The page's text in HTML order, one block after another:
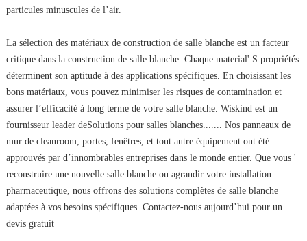
particules minuscules de l’air.
La sélection des matériaux de construction de salle blanche est un facteur
critique dans la construction de salle blanche. Chaque material' S propriétés
déterminent son aptitude à des applications spécifiques. En choisissant les
bons matériaux, vous pouvez minimiser les risques de contamination et
assurer l’efficacité à long terme de votre salle blanche. Wiskind est un
fournisseur leader deSolutions pour salles blanches....... Nos panneaux de
mur de cleanroom, portes, fenêtres, et tout autre équipement ont été
approuvés par d’innombrables entreprises dans le monde entier. Que vous '
reconstruire une nouvelle salle blanche ou agrandir votre installation
pharmaceutique, nous offrons des solutions complètes de salle blanche
adaptées à vos besoins spécifiques. Contactez-nous aujourd’hui pour un
devis gratuit